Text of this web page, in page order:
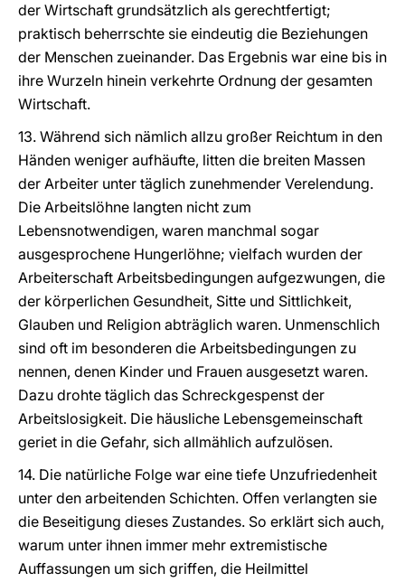
der Wirtschaft grundsätzlich als gerechtfertigt;
praktisch beherrschte sie eindeutig die Beziehungen
der Menschen zueinander. Das Ergebnis war eine bis in
ihre Wurzeln hinein verkehrte Ordnung der gesamten
Wirtschaft.
13. Während sich nämlich allzu großer Reichtum in den
Händen weniger aufhäufte, litten die breiten Massen
der Arbeiter unter täglich zunehmender Verelendung.
Die Arbeitslöhne langten nicht zum
Lebensnotwendigen, waren manchmal sogar
ausgesprochene Hungerlöhne; vielfach wurden der
Arbeiterschaft Arbeitsbedingungen aufgezwungen, die
der körperlichen Gesundheit, Sitte und Sittlichkeit,
Glauben und Religion abträglich waren. Unmenschlich
sind oft im besonderen die Arbeitsbedingungen zu
nennen, denen Kinder und Frauen ausgesetzt waren.
Dazu drohte täglich das Schreckgespenst der
Arbeitslosigkeit. Die häusliche Lebensgemeinschaft
geriet in die Gefahr, sich allmählich aufzulösen.
14. Die natürliche Folge war eine tiefe Unzufriedenheit
unter den arbeitenden Schichten. Offen verlangten sie
die Beseitigung dieses Zustandes. So erklärt sich auch,
warum unter ihnen immer mehr extremistische
Auffassungen um sich griffen, die Heilmittel